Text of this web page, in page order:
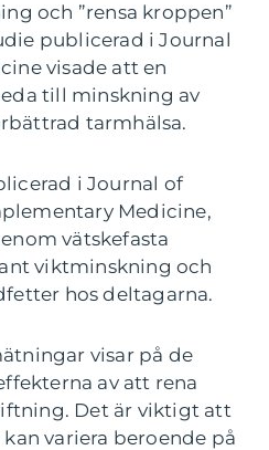
och ”rensa kroppen”
publicerad i Journal
visade att en
till minskning av
tarmhälsa.
i Journal of
Medicine,
vätskefasta
viktminskning och
hos deltagarna.
visar på de
av att rena
Det är viktigt att
variera beroende på